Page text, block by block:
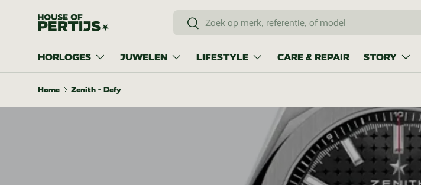
Ga naar inhoud ZoekenZoeken
HORLOGES JUWELEN LIFESTYLE CARE & REPAIR STORY
Home Zenith - Defy